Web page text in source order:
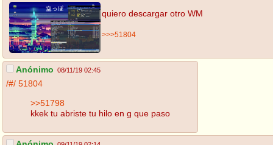
quiero descargar otro WM
>>>51804
Anónimo 08/11/19 02:45
/#/ 51804
>>51798
kkek tu abriste tu hilo en g que paso